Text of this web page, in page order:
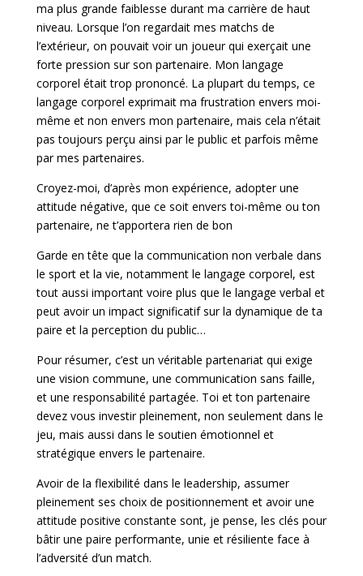
ma plus grande faiblesse durant ma carrière de haut
niveau. Lorsque l’on regardait mes matchs de
l’extérieur, on pouvait voir un joueur qui exerçait une
forte pression sur son partenaire. Mon langage
corporel était trop prononcé. La plupart du temps, ce
langage corporel exprimait ma frustration envers moi-
même et non envers mon partenaire, mais cela n’était
pas toujours perçu ainsi par le public et parfois même
par mes partenaires.
Croyez-moi, d’après mon expérience, adopter une
attitude négative, que ce soit envers toi-même ou ton
partenaire, ne t’apportera rien de bon
Garde en tête que la communication non verbale dans
le sport et la vie, notamment le langage corporel, est
tout aussi important voire plus que le langage verbal et
peut avoir un impact significatif sur la dynamique de ta
paire et la perception du public…
Pour résumer, c’est un véritable partenariat qui exige
une vision commune, une communication sans faille,
et une responsabilité partagée. Toi et ton partenaire
devez vous investir pleinement, non seulement dans le
jeu, mais aussi dans le soutien émotionnel et
stratégique envers le partenaire.
Avoir de la flexibilité dans le leadership, assumer
pleinement ses choix de positionnement et avoir une
attitude positive constante sont, je pense, les clés pour
bâtir une paire performante, unie et résiliente face à
l’adversité d’un match.